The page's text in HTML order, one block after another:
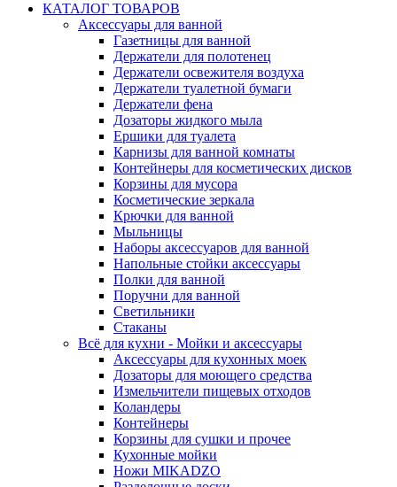
КАТАЛОГ ТОВАРОВ
Аксессуары для ванной
Газетницы для ванной
Держатели для полотенец
Держатели освежителя воздуха
Держатели туалетной бумаги
Держатели фена
Дозаторы жидкого мыла
Ершики для туалета
Карнизы для ванной комнаты
Контейнеры для косметических дисков
Корзины для мусора
Косметические зеркала
Крючки для ванной
Мыльницы
Наборы аксессуаров для ванной
Напольные стойки аксессуары
Полки для ванной
Поручни для ванной
Светильники
Стаканы
Всё для кухни - Мойки и аксессуары
Аксессуары для кухонных моек
Дозаторы для моющего средства
Измельчители пищевых отходов
Коландеры
Контейнеры
Корзины для сушки и прочее
Кухонные мойки
Ножи MIKADZO